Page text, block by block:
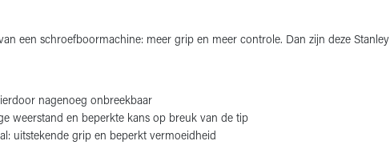
een schroefboormachine: meer grip en meer controle. Dan zijn deze Stanley
nagenoeg onbreekbaar
weerstand en beperkte kans op breuk van de tip
uitstekende grip en beperkt vermoeidheid